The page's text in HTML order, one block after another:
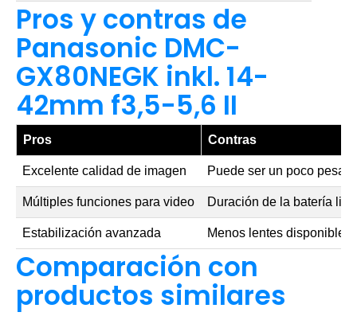
Pros y contras de
Panasonic DMC-
GX80NEGK inkl. 14-
42mm f3,5-5,6 II
Pros Contras
Excelente calidad de imagen Puede ser un poco
Múltiples funciones para video Duración de la batería
Estabilización avanzada Menos lentes
Comparación con
productos similares